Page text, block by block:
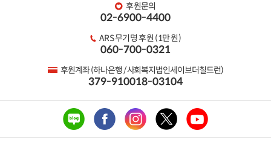
후원문의
02-6900-4400
ARS 무기명 후원 (1만 원)
060-700-0321
후원계좌 (하나은행 / 사회복지법인세이브더칠드런)
379-910018-03104